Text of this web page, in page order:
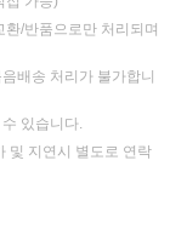
/반품으로만 처리되며
배송 처리가 불가합니
있습니다.
및 지연시 별도로 연락